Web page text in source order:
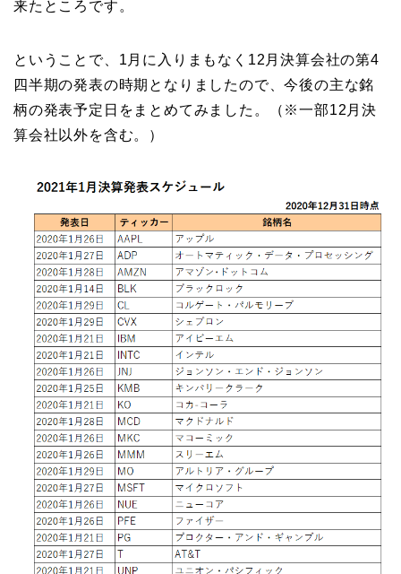
来たところです。
ということで、1月に入りまもなく12月決算会社の第4
四半期の発表の時期となりましたので、今後の主な銘
柄の発表予定日をまとめてみました。（※一部12月決
算会社以外を含む。）